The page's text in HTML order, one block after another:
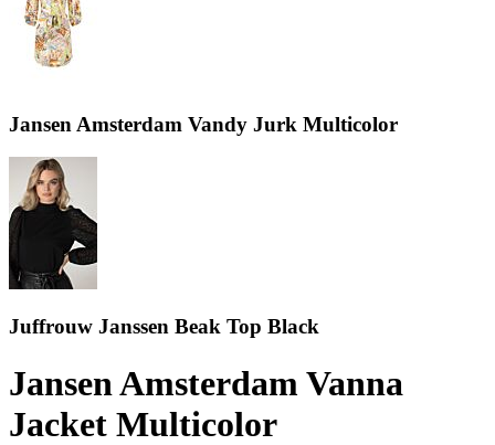
Jansen Amsterdam Vandy Jurk Multicolor
Juffrouw Janssen Beak Top Black
Jansen Amsterdam Vanna
Jacket Multicolor